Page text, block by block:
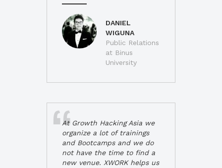
DANIEL
WIGUNA
Public Relations
at Binus
University
At Growth Hacking Asia we
organize a lot of trainings
and Bootcamps and we do
not have the time to find a
new venue. XWORK helps us